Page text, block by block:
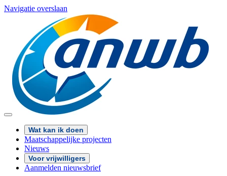
Navigatie overslaan
Wat kan ik doen
Maatschappelijke projecten
Nieuws
Voor vrijwilligers
Aanmelden nieuwsbrief